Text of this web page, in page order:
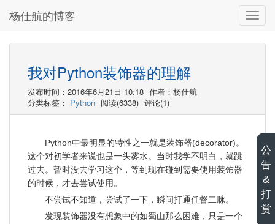
切
换
导
杨仕航的博客
我对Python装饰器的理解
发布时间：2016年6月21日 10:18 作者：杨仕航
分类标签： Python 阅读(6338) 评论(1)
Python中最明显的特性之一就是装饰器(decorator)。
这个对初学者来说也是一头雾水。当时我学不明白，就跳
过去。暂时没去学习这个，等到现在碰到需要使用装饰器
的时候，才去尝试使用。
不尝试不知道，尝试了一下，瞬间打通任督二脉。
发现装饰器没有想象中的如蜀山那么困难，只是一个
公
告
&
打
赏